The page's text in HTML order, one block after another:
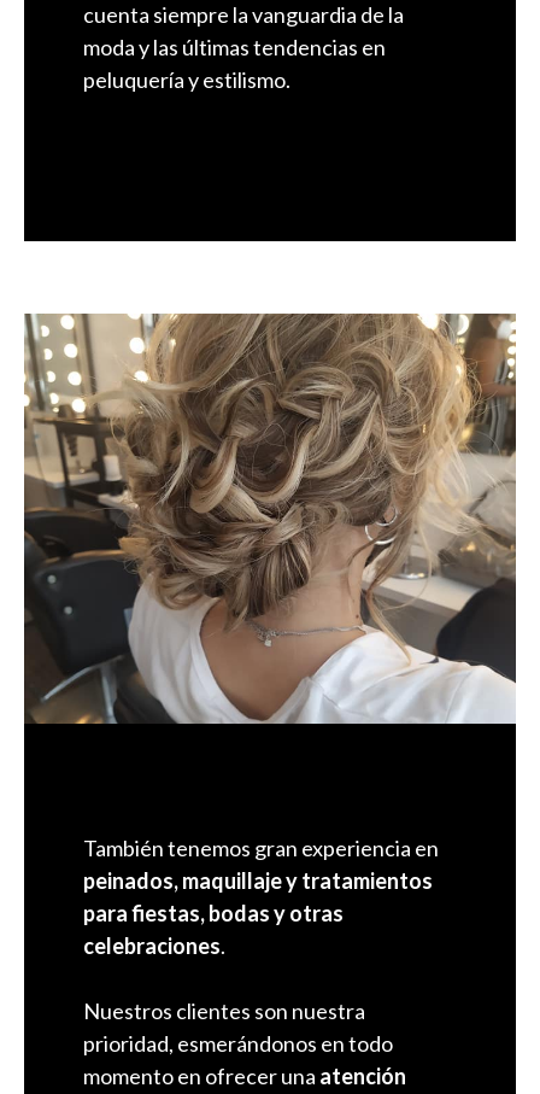
cuenta siempre la vanguardia de la
moda y las últimas tendencias en
peluquería y estilismo.
También tenemos gran experiencia en
peinados, maquillaje y tratamientos
para fiestas, bodas y otras
celebraciones.
Nuestros clientes son nuestra
prioridad, esmerándonos en todo
momento en ofrecer una atención